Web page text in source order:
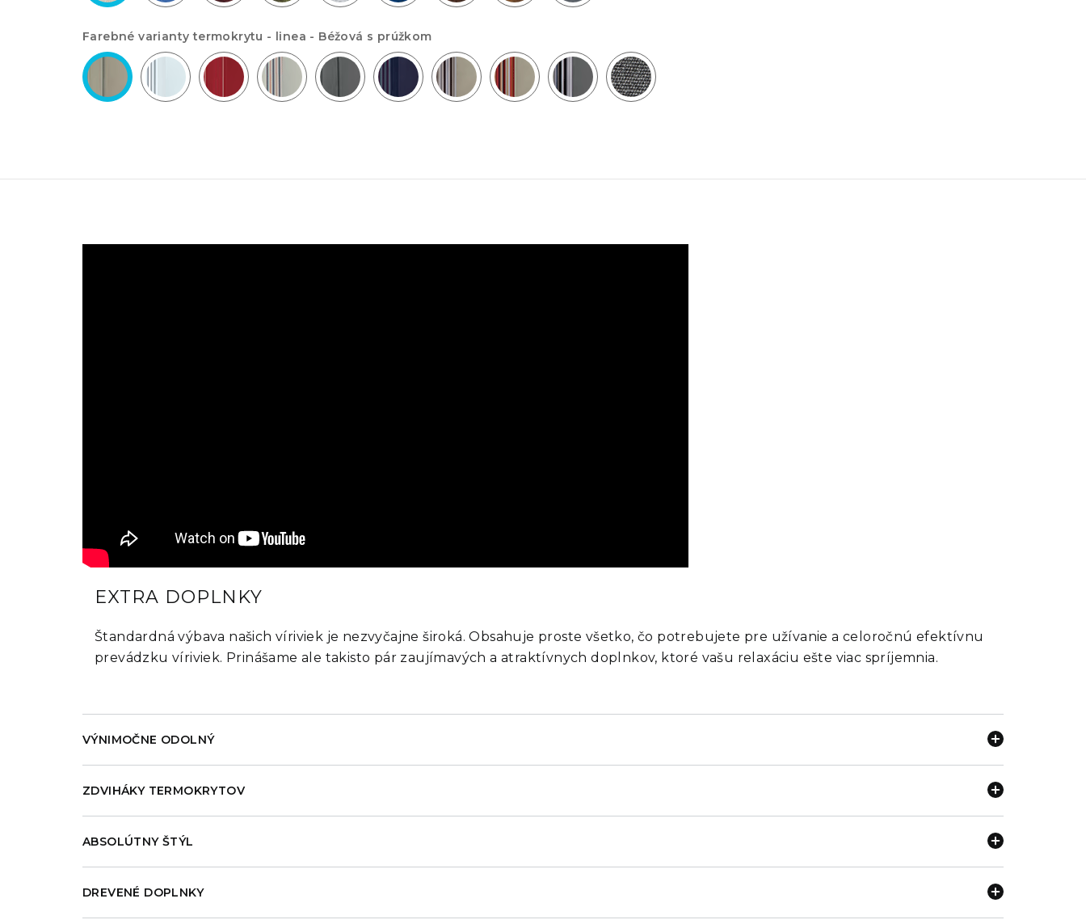
Farebné varianty termokrytu - linea - Béžová s prúžkom
EXTRA DOPLNKY
Štandardná výbava našich víriviek je nezvyčajne široká. Obsahuje proste všetko, čo potrebujete pre užívanie a celoročnú efektívnu
prevádzku víriviek. Prinášame ale takisto pár zaujímavých a atraktívnych doplnkov, ktoré vašu relaxáciu ešte viac spríjemnia.
VÝNIMOČNE ODOLNÝ
ZDVIHÁKY TERMOKRYTOV
ABSOLÚTNY ŠTÝL
DREVENÉ DOPLNKY